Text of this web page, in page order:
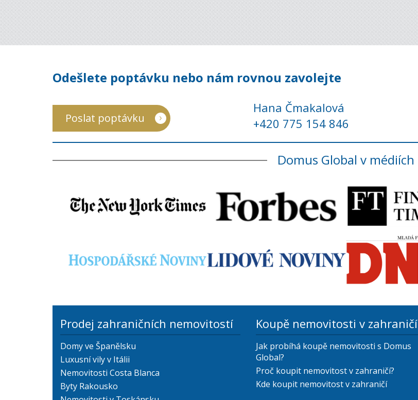
Odešlete poptávku nebo nám rovnou zavolejte
Poslat poptávku
Hana Čmakalová
+420 775 154 846
Domus Global v médiích
Prodej zahraničních nemovitostí
Domy ve Španělsku
Luxusní vily v Itálii
Nemovitosti Costa Blanca
Byty Rakousko
Koupě nemovitosti v zahraničí
Jak probíhá koupě nemovitosti s Domus
Global?
Proč koupit nemovitost v zahraničí?
Kde koupit nemovitost v zahraničí